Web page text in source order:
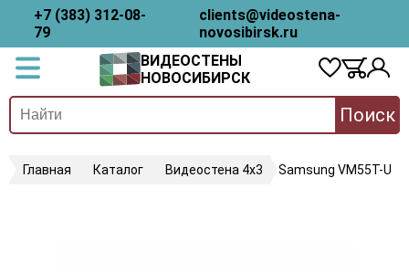
+7 (383) 312-08-
79
clients@videostena-
novosibirsk.ru
ВИДЕОСТЕНЫ
НОВОСИБИРСК
Поиск
Главная Каталог Видеостена 4х3 Samsung VM55T-U